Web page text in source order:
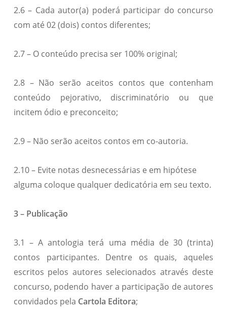
2.6 – Cada autor(a) poderá participar do concurso
com até 02 (dois) contos diferentes;
2.7 – O conteúdo precisa ser 100% original;
2.8 – Não serão aceitos contos que contenham
conteúdo pejorativo, discriminatório ou que
incitem ódio e preconceito;
2.9 – Não serão aceitos contos em co-autoria.
2.10 – Evite notas desnecessárias e em hipótese
alguma coloque qualquer dedicatória em seu texto.
3 – Publicação
3.1 – A antologia terá uma média de 30 (trinta)
contos participantes. Dentre os quais, aqueles
escritos pelos autores selecionados através deste
concurso, podendo haver a participação de autores
convidados pela Cartola Editora;